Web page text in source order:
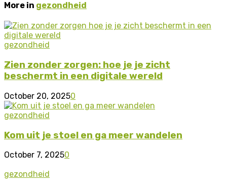
More in gezondheid
gezondheid
Zien zonder zorgen: hoe je je zicht
beschermt in een digitale wereld
October 20, 20250
gezondheid
Kom uit je stoel en ga meer wandelen
October 7, 20250
gezondheid